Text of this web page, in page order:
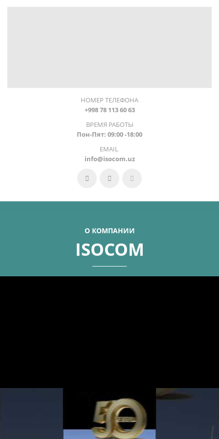
НОМЕР ТЕЛЕФОНА
+998 78 113 60 63
ВРЕМЯ РАБОТЫ
Пон-Пят: 09:00 -18:00
EMAIL
info@isocom.uz
О КОМПАНИИ
ISOCOM